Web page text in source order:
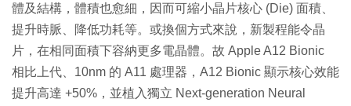
體及結構，體積也愈細，因而可縮小晶片核心 (Die) 面積、
提升時脈、降低功耗等。或換個方式來說，新製程能令晶
片，在相同面積下容納更多電晶體。故 Apple A12 Bionic
相比上代、10nm 的 A11 處理器，A12 Bionic 顯示核心效能
提升高達 +50%，並植入獨立 Next-generation Neural